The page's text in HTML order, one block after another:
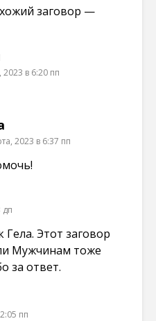
заговор —
2023 в 6:20 пп
2023 в 6:37 пп
дп
Этот заговор
Мужчинам тоже
за ответ.
пп